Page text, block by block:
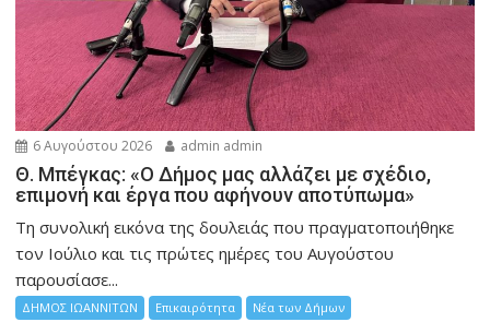
6 Αυγούστου 2026 admin admin
Θ. Μπέγκας: «Ο Δήμος μας αλλάζει με σχέδιο,
επιμονή και έργα που αφήνουν αποτύπωμα»
Τη συνολική εικόνα της δουλειάς που πραγματοποιήθηκε
τον Ιούλιο και τις πρώτες ημέρες του Αυγούστου
παρουσίασε...
ΔΗΜΟΣ ΙΩΑΝΝΙΤΩΝ Επικαιρότητα Νέα των Δήμων